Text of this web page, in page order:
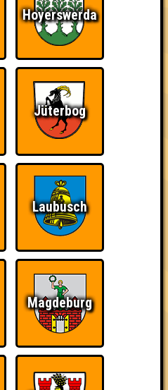
immer bei
Nerven aus Stahl
vor 3000
Da-Da Da! Da-Da Da!
Hoyerswerda
Jüterbog
Laubusch
Magdeburg